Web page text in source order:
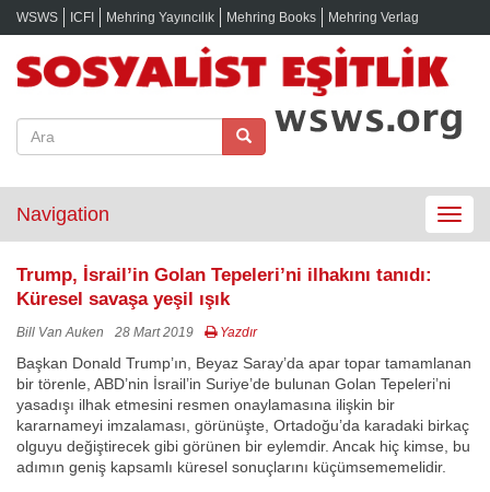
WSWS ICFI Mehring Yayıncılık Mehring Books Mehring Verlag
Toggle
Navigation
Trump, İsrail’in Golan Tepeleri’ni ilhakını tanıdı:
Küresel savaşa yeşil ışık
Bill Van Auken 28 Mart 2019 Yazdır
Başkan Donald Trump’ın, Beyaz Saray’da apar topar tamamlanan
bir törenle, ABD’nin İsrail’in Suriye’de bulunan Golan Tepeleri’ni
yasadışı ilhak etmesini resmen onaylamasına ilişkin bir
kararnameyi imzalaması, görünüşte, Ortadoğu’da karadaki birkaç
olguyu değiştirecek gibi görünen bir eylemdir. Ancak hiç kimse, bu
adımın geniş kapsamlı küresel sonuçlarını küçümsememelidir.